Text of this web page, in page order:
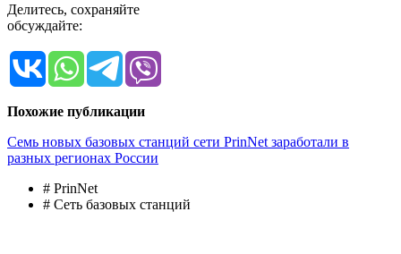
Делитесь, сохраняйте
обсуждайте:
Похожие публикации
Семь новых базовых станций сети PrinNet заработали в
разных регионах России
# PrinNet
# Сеть базовых станций